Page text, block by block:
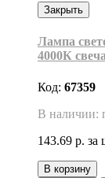
Закрыть
Лампа
4000К
Код: 67359
В наличии:
143.69 р. за
В корзину